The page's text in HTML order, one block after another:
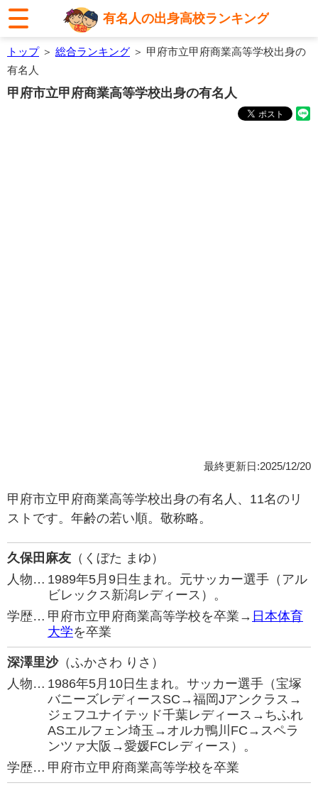
有名人の出身高校ランキング
トップ＞ 総合ランキング ＞ 甲府市立甲府商業高等学校出身の
有名人
甲府市立甲府商業高等学校出身の有名人
最終更新日:2025/12/20
甲府市立甲府商業高等学校出身の有名人、11名のリ
ストです。年齢の若い順。敬称略。
久保田麻友 （くぼた まゆ）
人物… 1989年5月9日生まれ。元サッカー選手（アル
ビレックス新潟レディース）。
学歴… 甲府市立甲府商業高等学校を卒業→ 日本体育
大学を卒業
深澤里沙（ふかさわ りさ）
人物… 1986年5月10日生まれ。サッカー選手（宝塚
バニーズレディースSC→福岡Jアンクラス→
ジェフユナイテッド千葉レディース→ちふれ
ASエルフェン埼玉→オルカ鴨川FC→スペラ
ンツァ大阪→愛媛FCレディース）。
学歴… 甲府市立甲府商業高等学校を卒業